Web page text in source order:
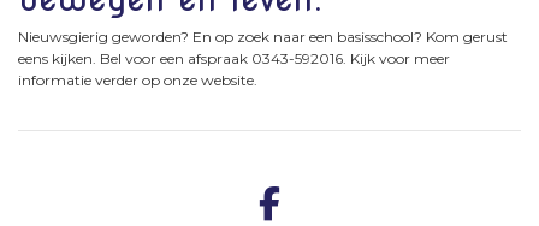
Nieuwsgierig geworden? En op zoek naar een basisschool? Kom gerust
eens kijken. Bel voor een afspraak 0343-592016. Kijk voor meer
informatie verder op onze website.